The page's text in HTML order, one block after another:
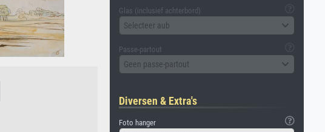
Glas (inclusief achterbord)
Selecteer aub
Passe-partout
Geen passe-partout
Diversen & Extra's
Foto hanger